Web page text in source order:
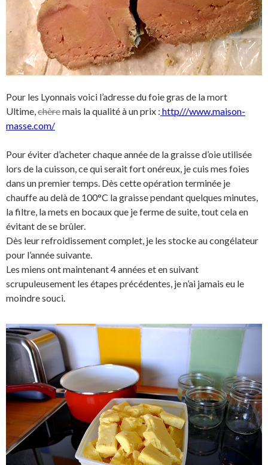
Pour les Lyonnais voici l’adresse du foie gras de la mort
Ultime,chèremais laqualité à un prix : http///www.maison-
masse.com/
Pour éviter d’acheter chaque année de la graisse d’oie utilisée
lors de la cuisson, ce qui serait fort onéreux, je cuis mes foies
dans un premier temps. Dès cette opération terminée je
chauffe au delà de 100°C la graisse pendant quelques minutes,
la filtre, la mets en bocaux que je ferme de suite, tout cela en
évitant de se brûler.
Dès leur refroidissement complet, je les stocke au congélateur
pour l’année suivante.
Les miens ont maintenant 4 années et en suivant
scrupuleusement les étapes précédentes, je n’ai jamais eu le
moindre souci.